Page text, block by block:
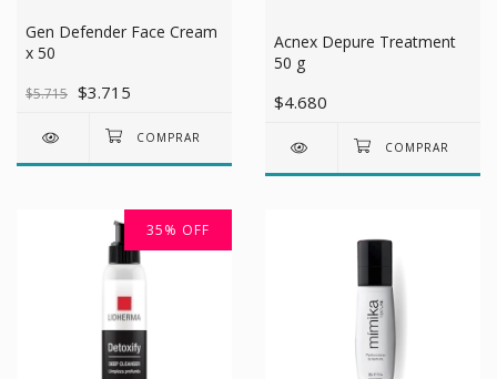
Gen Defender Face Cream
x 50
$5.715 $3.715
Acnex Depure Treatment
50 g
$4.680
35% OFF